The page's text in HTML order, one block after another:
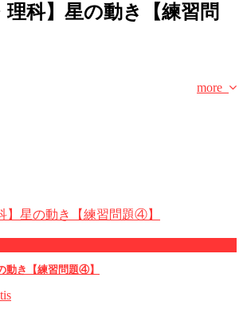
理科】星の動き【練習問
more
動き【練習問題④】